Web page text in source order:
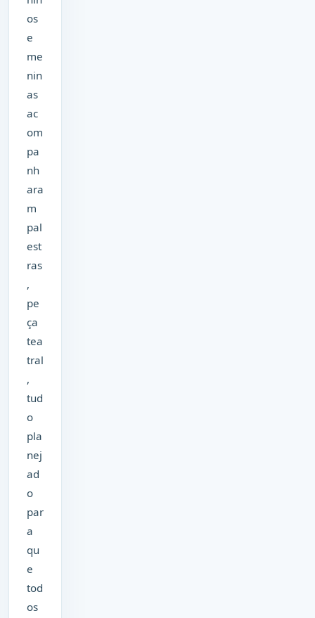
os
e
me
nin
as
ac
om
pa
nh
ara
m
pal
est
ras
,
pe
ça
tea
tral
,
tud
o
pla
nej
ad
o
par
a
qu
e
tod
os